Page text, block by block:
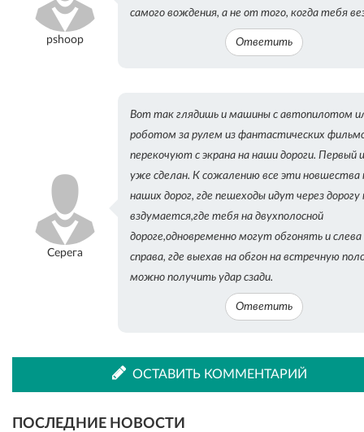
pshoop
самого вождения, а не от того, когда тебя
Ответить
Серега
Вот так глядишь и машины с автопилотом
роботом за рулем из фантастических
перекочуют с экрана на наши дороги. Первый
уже сделан. К сожалению все эти новшества
наших дорог, где пешеходы идут через дорогу
вздумается,где тебя на двухполосной
дороге,одновременно могут обгонять и слева
справа, где выехав на обгон на встречную
можно получить удар сзади.
Ответить
ОСТАВИТЬ КОММЕНТАРИЙ
ПОСЛЕДНИЕ НОВОСТИ